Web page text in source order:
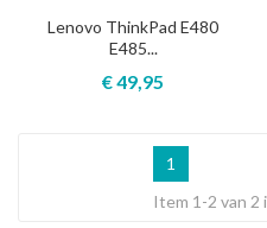
Lenovo ThinkPad E480
E485...
€ 49,95
1
Item 1-2 van 2